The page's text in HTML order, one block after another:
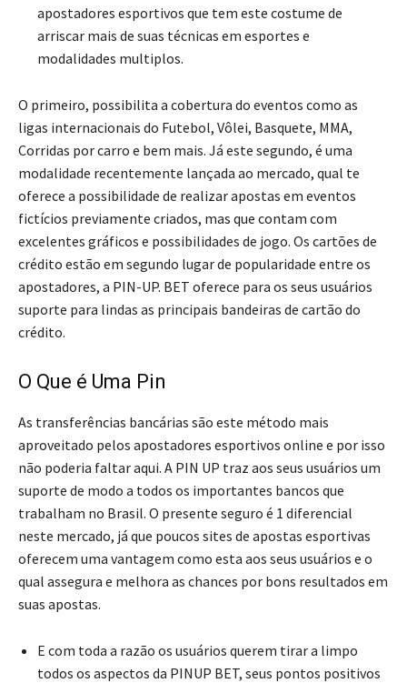
apostadores esportivos que tem este costume de
arriscar mais de suas técnicas em esportes e
modalidades multiplos.
O primeiro, possibilita a cobertura do eventos como as
ligas internacionais do Futebol, Vôlei, Basquete, MMA,
Corridas por carro e bem mais. Já este segundo, é uma
modalidade recentemente lançada ao mercado, qual te
oferece a possibilidade de realizar apostas em eventos
fictícios previamente criados, mas que contam com
excelentes gráficos e possibilidades de jogo. Os cartões de
crédito estão em segundo lugar de popularidade entre os
apostadores, a PIN-UP. BET oferece para os seus usuários
suporte para lindas as principais bandeiras de cartão do
crédito.
O Que é Uma Pin
As transferências bancárias são este método mais
aproveitado pelos apostadores esportivos online e por isso
não poderia faltar aqui. A PIN UP traz aos seus usuários um
suporte de modo a todos os importantes bancos que
trabalham no Brasil. O presente seguro é 1 diferencial
neste mercado, já que poucos sites de apostas esportivas
oferecem uma vantagem como esta aos seus usuários e o
qual assegura e melhora as chances por bons resultados em
suas apostas.
E com toda a razão os usuários querem tirar a limpo
todos os aspectos da PINUP BET, seus pontos positivos